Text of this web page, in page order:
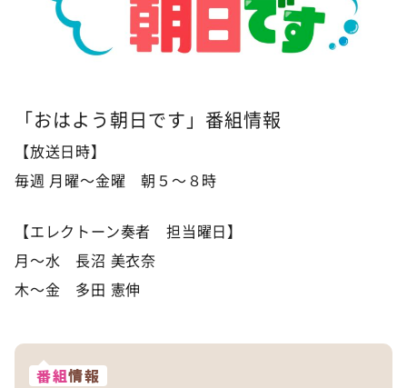
「おはよう朝日です」番組情報
【放送日時】
毎週 月曜～金曜 朝５～８時
【エレクトーン奏者 担当曜日】
月～水 長沼 美衣奈
木～金 多田 憲伸
番組情報